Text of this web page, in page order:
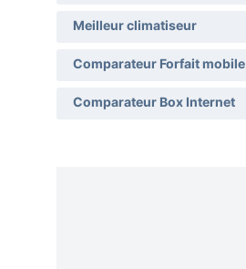
Meilleur climatiseur
Comparateur Forfait mobile
Comparateur Box Internet